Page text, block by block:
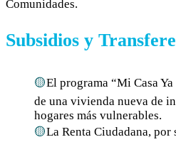
Comunidades.
Subsidios y
El programa “Mi Casa
de una vivienda nueva de
hogares más vulnerables.
La Renta Ciudadana,